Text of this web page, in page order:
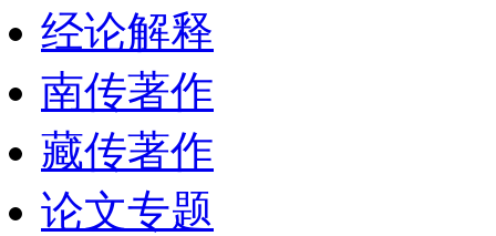
经论解释
南传著作
藏传著作
论文专题